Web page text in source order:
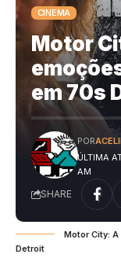
CINEMA
Motor
em 70s
ÚLTIMA
AM
POR
SHARE
Motor City:
Detroit